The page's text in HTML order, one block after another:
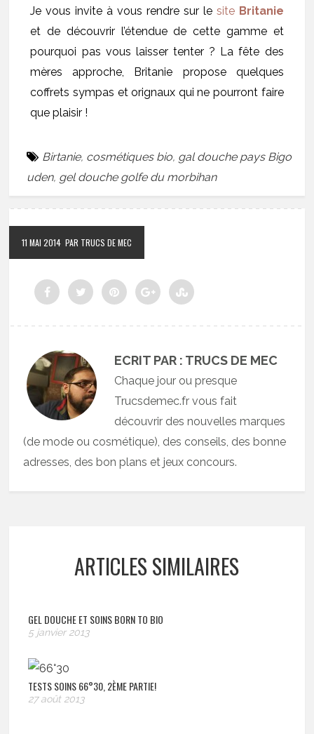
Je vous invite à vous rendre sur le site Britanie
et de découvrir l’étendue de cette gamme et
pourquoi pas vous laisser tenter ? La fête des
mères approche, Britanie propose quelques
coffrets sympas et orignaux qui ne pourront faire
que plaisir !
Birtanie, cosmétiques bio, gal douche pays Bigo
uden, gel douche golfe du morbihan
11 MAI 2014 PAR TRUCS DE MEC
ECRIT PAR : TRUCS DE MEC
Chaque jour ou presque
Trucsdemec.fr vous fait
découvrir des nouvelles marques
(de mode ou cosmétique), des conseils, des bonne
adresses, des bon plans et jeux concours.
ARTICLES SIMILAIRES
GEL DOUCHE ET SOINS BORN TO BIO
5 janvier 2013
TESTS SOINS 66°30, 2ÈME PARTIE!
27 août 2013